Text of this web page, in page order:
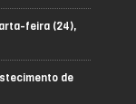
feira (24),
de